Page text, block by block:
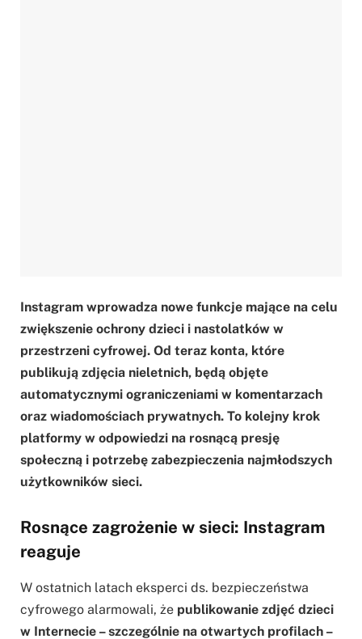
Instagram wprowadza nowe funkcje mające na celu
zwiększenie ochrony dzieci i nastolatków w
przestrzeni cyfrowej. Od teraz konta, które
publikują zdjęcia nieletnich, będą objęte
automatycznymi ograniczeniami w komentarzach
oraz wiadomościach prywatnych. To kolejny krok
platformy w odpowiedzi na rosnącą presję
społeczną i potrzebę zabezpieczenia najmłodszych
użytkowników sieci.
Rosnące zagrożenie w sieci: Instagram
reaguje
W ostatnich latach eksperci ds. bezpieczeństwa
cyfrowego alarmowali, że publikowanie zdjęć dzieci
w Internecie – szczególnie na otwartych profilach –